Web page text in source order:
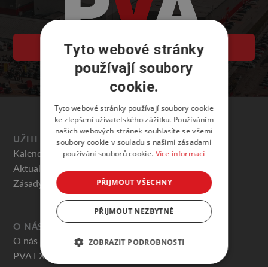
PVA EXPO PRAHA
UŽITEČNÉ
Kalendář akcí
Aktuality
Zásady ochrany osobních údajů
O NÁS
O nás
PVA EXPO PRAHA
Tyto webové stránky
používají soubory
cookie.
Tyto webové stránky používají soubory cookie
ke zlepšení uživatelského zážitku. Používáním
našich webových stránek souhlasíte se všemi
soubory cookie v souladu s našimi zásadami
používání souborů cookie. Více informací
PŘIJMOUT VŠECHNY
PŘIJMOUT NEZBYTNÉ
ZOBRAZIT PODROBNOSTI